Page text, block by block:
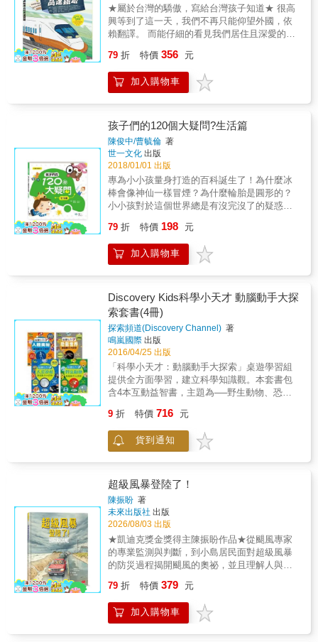
科學》◎【悸動版 擴充版】《恐怖到睡不著的
化學》／《恐怖到睡不著的元素》／《恐怖到
睡不著的地球科學》《一定要知道的驚奇天文
道的怪奇科學》 ◎【妙趣版 第二輯】《有
趣到睡不著的元素》／《有趣到睡不著的演
化》／《有趣到睡不著的解剖學》(接力登場，
不長，很適合短短的時間或假期來玩，對於想
讓小孩感受一下生活中的科學應用很有幫助。
小孩本來還覺得上自然課只是要用來考試的，
現在發現原來科學也可以這麼的好玩。另外，
我們家小朋友還覺得作者的用語滿好笑的，讓
科學變得有趣多了 :）” - Jona
樣不同顏色？為什麼站在陽光下會出現影子？
& 3.《好玩的磁性：相吸或相斥》 扣合國小中
年級自然科學課程，探討磁鐵的性質。磁鐵具
磁力的作用，透過磁鐵相吸或相斥的作用力，
各種電器設備才能正常運作。我們一起打開書
本，探索磁鐵的奧妙。 & 4.《好玩的機器原
精心繪製的圖畫搭配適當的文字說明，原本抽
象難懂的機械原理變得淺顯易懂，將科學原理
應用在生活當中，為我們解決了很多難題，讓
生活變得更好！ & 5. 《好玩的物質狀態：固
體、液體、氣體和電漿》 扣合國小自然科學課
程，介紹物質狀態的基本特徵，以及物質狀態
如何轉變。書中以簡單扼要的文字講述一個幽
默有趣的故事，並搭配可動手操作的活動，例
如使用巧克力棒和氣球做簡易的物理實驗，增
名詞的詞彙表，定義了原子、密度、元素等基
本物理學術語。 & 6. 《好玩的地心引力：懸浮
或掉落》 扣合國小自然科學課程，從密度、慣
運作，以及對於我們日常生活的意義。涵蓋著
名物理學家牛頓和太空人大衛‧史考特進行的科
學實驗，還有孩子在家中和課堂上就能進行的
簡單活動。書末附有專有名詞的詞彙表，定義
了物質、軌道、重量等基本物理學術語。 & 得
獎與推薦記錄 「美國科學教師協會」傑出科學
童書 美國《書單》雜誌 國小中年級好書Top 30
《出版人週刊》《書單》《學校圖書館期刊》
飯中的澱粉。 ●不單靠「死背」來應對 因應現
今中小學自然領域，培養科學素養的教學目
標，考題中測試的是學生是否理解「為什麼是
這樣？」的能力，並重視學生對於科學資料的
判讀。 所以學生不能僅是靠死背專有名詞來獲
力。 本書精選大考中常出現的內容，用簡潔明
瞭、清晰易讀的問答形式編排，搭配插畫連結
生活情境，讓學生很容易的吸收理解，並且再
向串連知識。如此一來，學過的事物會一直保
留在長期記憶中，學生能更有效率的學習。 ●
不再偏廢某一科 自然領域四個科目，物理、化
學、地科、生物其實皆息息相關，但現今許多
學生卻容易對不同單元的喜好產生差異，之所
以會討厭特定單元，很可能是因為在學習時
「沒有完全理解，只是把內容死背下來」。 事
過本書「理解原理，再將它連結到實際發生的
現象，留下深刻的記憶」，完全掌握國中自
然，不再偏廢某一科，全面提升應試備考戰
觀察、邏輯思考及推理判斷，強調解決問題的
能力。近來的考試中需回答「為什麼是這
樣？」的問題逐漸增加；相對的，答案僅僅為
「背誦下來的知識」的題目逐漸減少。 本書用
問答的形式與趣味插畫，讓學生輕鬆學習試題
中常出現的內容，能夠理解知識的本質並互相
串連，而不只是死記專有名詞；可培養獨立思
考的能力，也加強解非選題的作答能力。 &
★2. 以周遭可見的事物為題材，容易想像！
「為什麼放大鏡可以讓物體看起來變大？」、
常生活中的問題，使讀者容易想像問題的樣
貌，知道答案時，理解程度也會更高更深入。
& ★3. 重要事項濃縮整理成重點！ 學習自然科
「問題」與「答案」，也會一併列出相關重要
事項與說明。書中有大量圖表與插圖，並以簡
明易讀的條列式編排匯整考試重點。只要在定
期考試前複習過一遍，就能大幅提高分數。 &
★4. 列出考試中常出現的實驗．觀察重點！ 本
書在主要的問答內容之後，進一步從物理、化
學、地球科學、生物各科中整理出各10項，容
此確認實驗步驟是什麼？觀察時的注意事項有
哪些？ & ★5. 書末附名詞索引與解釋！ 列出本
書提到的重要名詞，並解釋意義。可善用這份
★屬於台灣的驕傲，寫給台灣孩子知道★ 很高
興等到了這一天，我們不再只能仰望外國，依
賴翻譯。 而能仔細的看見我們居住且深愛的土
們的作品。 ──蔡依橙｜醫師／素養教育工作坊
講師 推薦 本系列獲 ★第78梯次好書大家讀優
良讀物推薦★ ★OPENBOOK 2021年度好書入
子都要知道的台灣超級工程★ 當我們驚嘆金門
大橋、英法海底隧道或是哈里發塔的偉大工程
時，別忘了台灣也有傲視全球的超級工程！工
程是建築、建設，科技和技術，更是設定目
標、解決方法、改善問題的過程，是實踐科
學、改變生活最實際的例子。 為孩子把台灣超
級工程的故事記錄下來，讓我們生活的環境成
為孩子學習最好的場域。透過鑽掘隧道、興建
橋梁、建造摩天大樓及高速鐵路等的超級工
力，以及對未來的想像力。 ★打造全球獨一無
二的高速鐵路★ 從台北到高雄，以前搭船需要
4天；有了公路和鐵路之後縮短時間到1天；縱
貫高速公路完成後，縮短到5個小時；而高速鐵
路完成後，南來北往最快只需要1.5小時！縮短
交通距離，可以促進各地往來活絡，發展區域
經濟，這是建造高速鐵路想要打造台灣西部一
日生活圈的目的。 高速鐵路的時速高達每小時
300公里，能夠達到這麼快的車速，不只是車子
的動力而已，它的實現還需要專用的路權，以
及運輸系統的整體設計。也就是說，路線要怎
麼走最快、要停幾個站、要設計怎樣的鐵軌、
串連南北，順利通車，這真是個天大的工程！
你知道嗎？光是建造工程就有世界各地共19個
工程公司接下各地段，每個工程路段又面臨到
置車站&hellip;&hellip;高鐵究竟要如何解決這些
問題呢？ 從一開始困難重重，反對聲浪四起，
到現在已是台灣南來北往不可或缺的交通工
具；從引進國外系統，歷經各種困難，到現在
已經可以自行設計符合台灣需求，成為全球準
點率最高、無人員傷亡紀錄的高速鐵路。 透過
台灣高鐵，我們知道一些鐵道的祕密： ★高鐵
的車頭像子彈，跟空氣阻力有關係！ ★有高鐵
全線350公里，有252公里都是高架橋路段，這
電」？ ★列車座位的一切狀況，高鐵列車長的
手機全知道！ 本書特色 ★學習科學知識、邏輯
思維、創新方法，工程是最實際的例子★ 1、
79 折 特價 356 元
加入購物車
孩子們的120個大疑問?生活篇
陳俊中/曹毓倫 著
世一文化 出版
2018/01/01 出版
專為小小孩量身打造的百科誕生了！為什麼冰
棒會像神仙一樣冒煙？為什麼輪胎是圓形的？
小小孩對於這個世界總是有沒完沒了的疑惑想
《小小孩的120個大疑問生活篇》一起進入生活
的知識寶庫吧！
79 折 特價 198 元
加入購物車
Discovery Kids科學小天才 動腦動手大探
索套書(4冊)
探索頻道(Discovery Channel) 著
鳴嵐國際 出版
2016/04/25 出版
「科學小天才：動腦動手大探索」桌遊學習組
提供全方面學習，建立科學知識觀。本套書包
含4本互動益智書，主題為──野生動物、恐龍
習：美國探索頻道Discovery Channel為兒童專
屬打造＊知識環環相扣：引言介紹、圖片說
明、重點提要，全方位建構兒童的知識觀＊中
導兒童認識動物外型、顏色，寓教於樂；多達
300張貼紙，好玩又好學＊學習驗收：透過小測
驗，了解兒童的吸收程度：依據結果，兒童可
加以複習，或開始學習進階知識主題介紹配合
兒童的好奇心，讓兒童從小開始接觸科學知
識，擁有探索廣闊世界的知識力、行動力！每
本書包含以下單元：主題：野生動物野生動物
分布區域、雨林地帶動物、昆蟲世界、山區動
物、沙漠地帶動物、海洋世界動物、草原地帶
色介紹（暴龍、迅猛龍、翼龍）、恐龍居住環
境介紹、恐龍體型比較、人們如何認識恐
龍？、介紹古生物學的研究方法、恐龍覓食方
9 折 特價 716 元
貨到通知
超級風暴登陸了！
陳振盼 著
未來出版社 出版
2026/08/03 出版
★凱迪克獎金獎得主陳振盼作品★從颶風專家
的專業監測與判斷，到小島居民面對超級風暴
的防災過程揭開颶風的奧祕，並且理解人與人
的颶風形成了！勇敢的颶風獵人出動，駕駛飛
機進入風暴中心蒐集數據；幾千公里外的颶風
專家也就定位，利用衛星監測風暴，並且更新
79 折 特價 379 元
加入購物車